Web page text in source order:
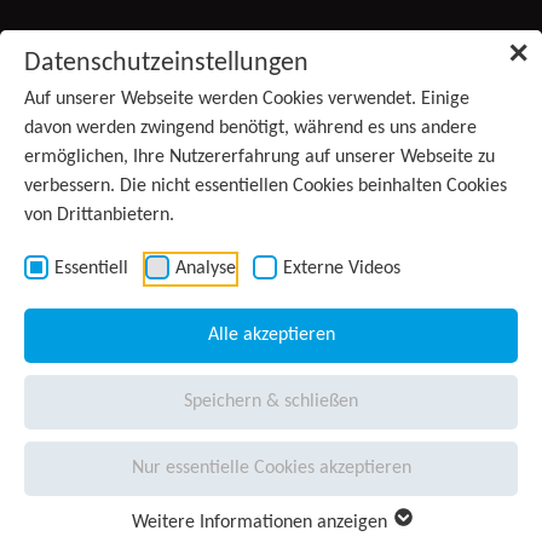
✕
Datenschutzeinstellungen
Auf unserer Webseite werden Cookies verwendet. Einige
davon werden zwingend benötigt, während es uns andere
ermöglichen, Ihre Nutzererfahrung auf unserer Webseite zu
verbessern. Die nicht essentiellen Cookies beinhalten Cookies
von Drittanbietern.
Essentiell Analyse Externe Videos
Alle akzeptieren
Speichern & schließen
Nur essentielle Cookies akzeptieren
Weitere Informationen anzeigen
Produkte
Services
(aktiv)
Unternehmen
Presse
Karriere